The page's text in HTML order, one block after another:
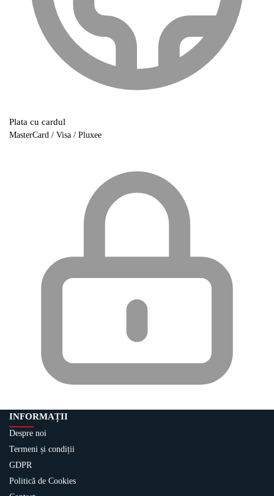
Plata cu cardul
MasterCard / Visa / Pluxee
INFORMAȚII
Despre noi
Termeni și condiții
GDPR
Politică de Cookies